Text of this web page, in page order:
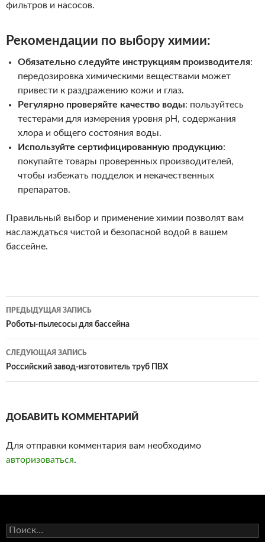
фильтров и насосов.
Рекомендации по выбору химии:
Обязательно следуйте инструкциям производителя:
передозировка химическими веществами может
привести к раздражению кожи и глаз.
Регулярно проверяйте качество воды: пользуйтесь
тестерами для измерения уровня pH, содержания
хлора и общего состояния воды.
Используйте сертифицированную продукцию:
покупайте товары проверенных производителей,
чтобы избежать подделок и некачественных
препаратов.
Правильный выбор и применение химии позволят вам
наслаждаться чистой и безопасной водой в вашем
бассейне.
Навигация
по
записям
ПРЕДЫДУЩАЯ ЗАПИСЬ
Роботы-пылесосы для бассейна
СЛЕДУЮЩАЯ ЗАПИСЬ
Российский завод-изготовитель труб ПВХ
ДОБАВИТЬ КОММЕНТАРИЙ
Для отправки комментария вам необходимо
авторизоваться.
Н
а